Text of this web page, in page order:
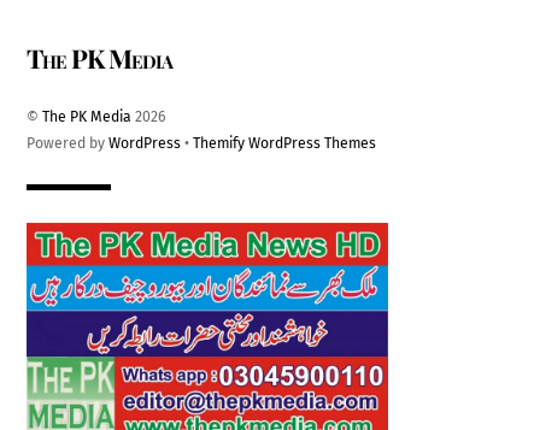
The PK Media
©The PK Media 2026
Powered byWordPress •Themify WordPress Themes